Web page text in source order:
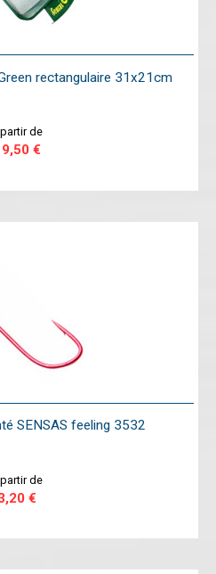
rectangulaire 31x21cm
de
€
SENSAS feeling 3532
de
€